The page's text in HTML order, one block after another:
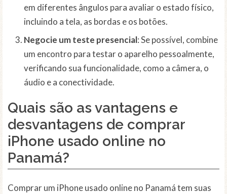
em diferentes ângulos para avaliar o estado físico,
incluindo a tela, as bordas e os botões.
Negocie um teste presencial: Se possível, combine
um encontro para testar o aparelho pessoalmente,
verificando sua funcionalidade, como a câmera, o
áudio e a conectividade.
Quais são as vantagens e
desvantagens de comprar
iPhone usado online no
Panamá?
Comprar um iPhone usado online no Panamá tem suas